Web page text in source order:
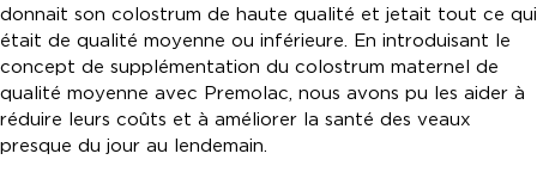
donnait son colostrum de haute qualité et jetait tout ce qui
était de qualité moyenne ou inférieure. En introduisant le
concept de supplémentation du colostrum maternel de
qualité moyenne avec Premolac, nous avons pu les aider à
réduire leurs coûts et à améliorer la santé des veaux
presque du jour au lendemain.